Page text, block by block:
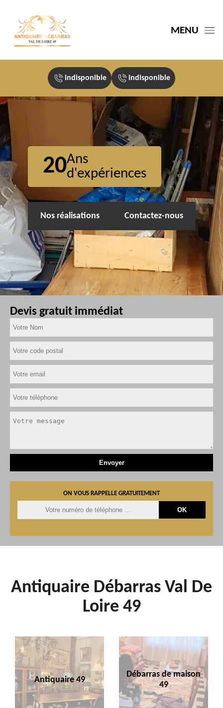
MENU
indisponible indisponible
20Ans
d'expériences
Nos réalisations Contactez-nous
Devis gratuit immédiat
ON VOUS RAPPELLE GRATUITEMENT
Antiquaire Débarras Val De
Loire 49
Antiquaire 49
Débarras de maison
49